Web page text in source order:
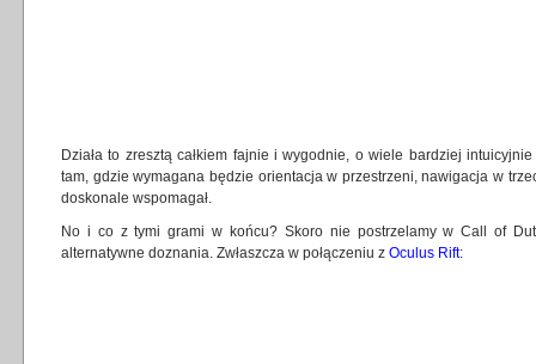
Działa to zresztą całkiem fajnie i wygodnie, o wiele bardziej
tam, gdzie wymagana będzie orientacja w przestrzeni, nawigacja w
doskonale wspomagał.
No i co z tymi grami w końcu? Skoro nie postrzelamy w Call of
alternatywne doznania. Zwłaszcza w połączeniu z Oculus Rift: